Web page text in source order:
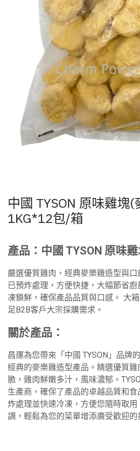
中國 TYSON 原味雞塊(
1KG*12包/箱
產品：中國 TYSON 原味
嚴選優質雞肉，經典麥樂雞造型與口
已預炸處理，方便快捷，大幅節省
凍鎖鮮，確保產品品質與口感。 大
足B2B客戶大宗採購需求。
關於產品：
昌運為您帶來「中國 TYSON」品牌
經典的麥樂雞造型產品。精選優質
脆，雞肉鮮嫩多汁，風味濃郁。
生產商，確保了產品的卓越品質和
炸處理並快速冷凍，方便您隨時取
調，輕鬆為您的菜單增添廣受歡迎的